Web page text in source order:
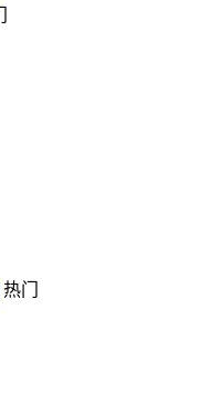
热门